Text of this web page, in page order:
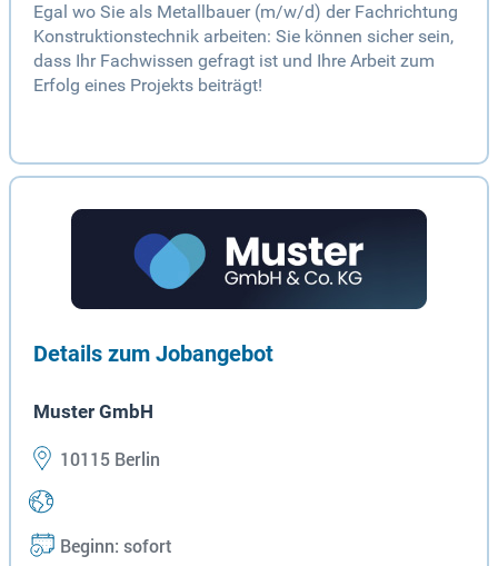
Egal wo Sie als Metallbauer (m/w/d) der Fachrichtung
Konstruktionstechnik arbeiten: Sie können sicher sein,
dass Ihr Fachwissen gefragt ist und Ihre Arbeit zum
Erfolg eines Projekts beiträgt!
Details zum Jobangebot
Muster GmbH
10115 Berlin
Beginn: sofort